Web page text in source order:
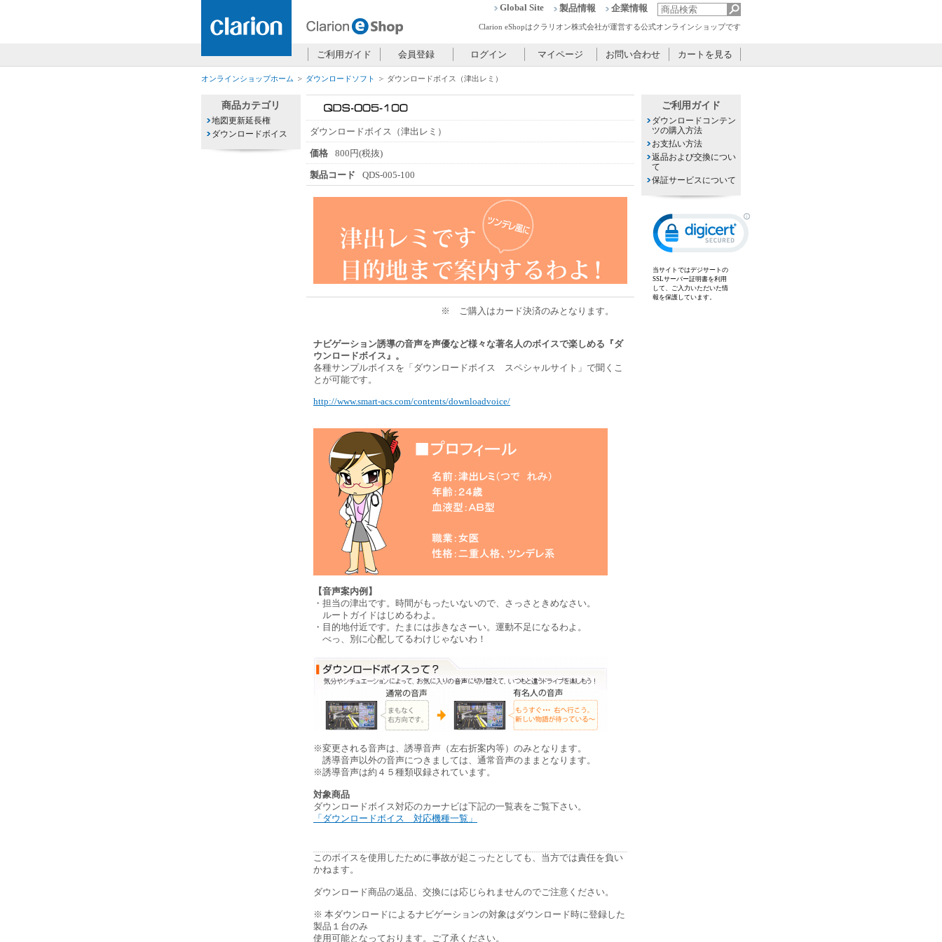
企業情報
製品情報
Global Site
Clarion eShopはクラリオン株式会社が運営する公式オンラインショップです
ご利用ガイド 会員登録 ログイン マイページ お問い合わせ カートを見る
オンラインショップホーム ダウンロードソフト ダウンロードボイス（津出レミ）
商品カテゴリ
地図更新延長権
ダウンロードボイス
ダウンロードボイス（津出レミ）
価格 800円(税抜)
製品コード QDS-005-100
※ ご購入はカード決済のみとなります。
ナビゲーション誘導の音声を声優など様々な著名人のボイスで楽しめる『ダ
ウンロードボイス』。
各種サンプルボイスを「ダウンロードボイス スペシャルサイト」で聞くこ
とが可能です。
http://www.smart-acs.com/contents/downloadvoice/
【音声案内例】
・担当の津出です。時間がもったいないので、さっさときめなさい。
ルートガイドはじめるわよ。
・目的地付近です。たまには歩きなさーい。運動不足になるわよ。
べっ、別に心配してるわけじゃないわ！
※変更される音声は、誘導音声（左右折案内等）のみとなります。
誘導音声以外の音声につきましては、通常音声のままとなります。
※誘導音声は約４５種類収録されています。
対象商品
ダウンロードボイス対応のカーナビは下記の一覧表をご覧下さい。
「ダウンロードボイス 対応機種一覧」
このボイスを使用したために事故が起こったとしても、当方では責任を負い
かねます。
ダウンロード商品の返品、交換には応じられませんのでご注意ください。
※ 本ダウンロードによるナビゲーションの対象はダウンロード時に登録した
製品１台のみ
使用可能となっております。ご了承ください。
ご利用ガイド
ダウンロードコンテン
ツの購入方法
お支払い方法
返品および交換につい
て
保証サービスについて
当サイトではデジサートの
SSLサーバー証明書を利用
して、ご入力いただいた情
報を保護しています。